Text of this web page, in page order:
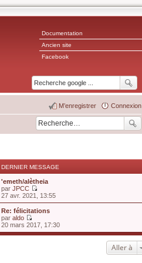
Documentation
Ancien site
Facebook
Connexion
M’enregistrer
DERNIER MESSAGE
'emeth/alètheia
par JPCC
V
o
i
r
l
e
d
27 avr. 2021, 13:55
Re: félicitations
par aldo
V
o
i
20 mars 2017, 17:30
Aller à